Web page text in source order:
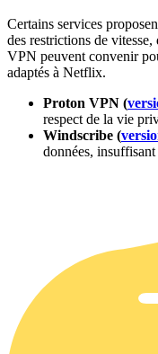
Certains services
des restrictions de
VPN peuvent convenir
adaptés à Netflix.
Proton VPN (
respect de la vie
Windscribe (
données,